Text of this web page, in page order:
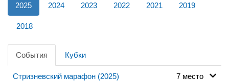
2025 2024 2023 2022 2021 2019
2018
События Кубки
Стризневский марафон (2025) 7 место